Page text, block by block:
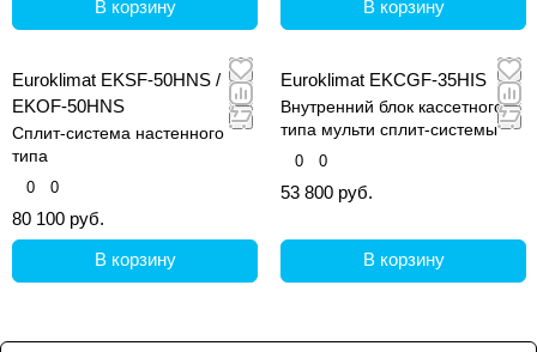
В корзину В корзину
Euroklimat EKSF-50HNS /
EKOF-50HNS
Сплит-система настенного
типа
0 0
80 100 руб.
В корзину
Euroklimat EKCGF-35HIS
Внутренний блок кассетного
типа мульти сплит-системы
0 0
53 800 руб.
В корзину